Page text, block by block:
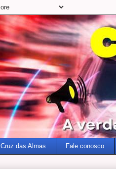
Cruz das Almas Fale conosco